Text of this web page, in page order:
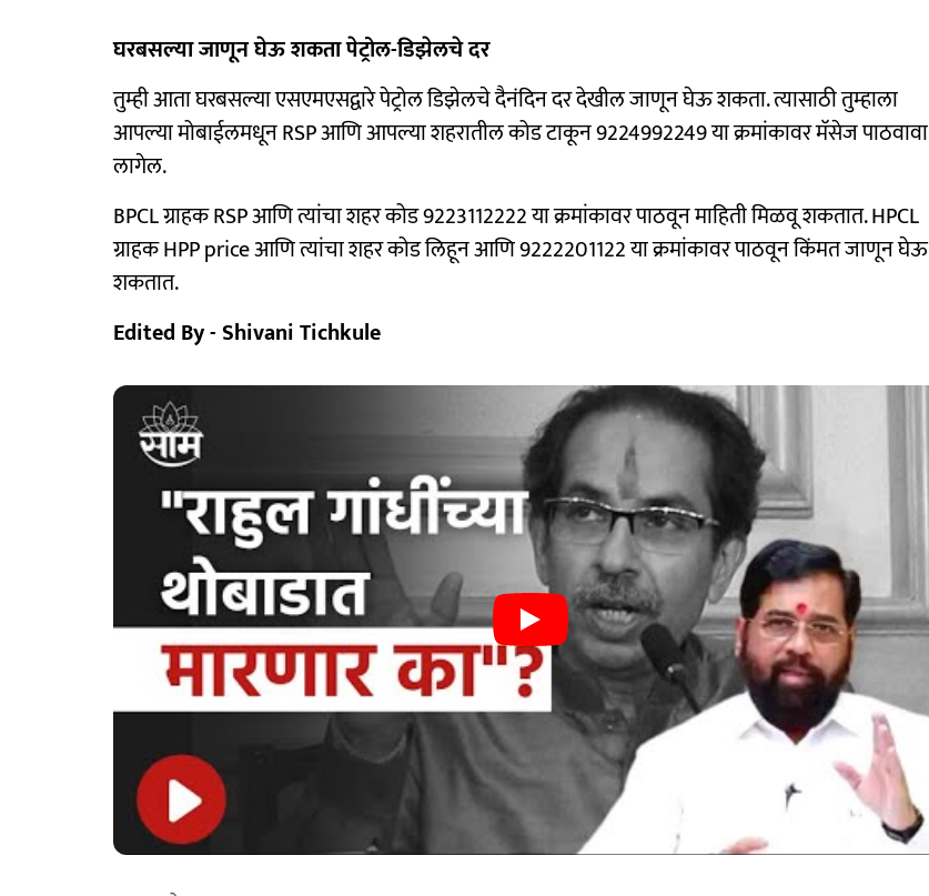
घरबसल्या जाणून घेऊ शकता पेट्रोल-डिझेलचे दर
तुम्ही आता घरबसल्या एसएमएसद्वारे पेट्रोल डिझेलचे दैनंदिन दर देखील जाणून घेऊ शकता. त्यासाठी तुम्हाला
आपल्या मोबाईलमधून RSP आणि आपल्या शहरातील कोड टाकून 9224992249 या क्रमांकावर मॅसेज पाठवावा
लागेल.
BPCL ग्राहक RSP आणि त्यांचा शहर कोड 9223112222 या क्रमांकावर पाठवून माहिती मिळवू शकतात. HPCL
ग्राहक HPP price आणि त्यांचा शहर कोड लिहून आणि 9222201122 या क्रमांकावर पाठवून किंमत जाणून घेऊ
शकतात.
Edited By - Shivani Tichkule